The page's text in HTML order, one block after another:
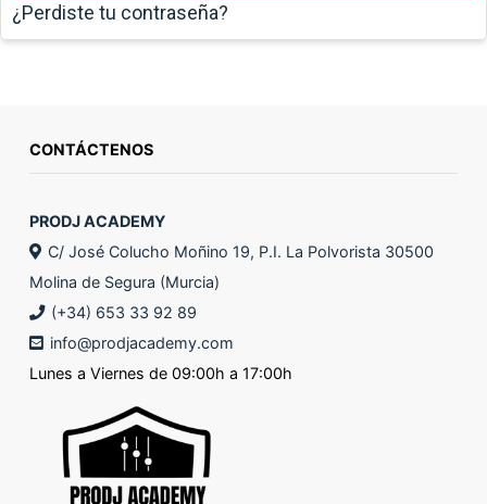
¿Perdiste tu contraseña?
CONTÁCTENOS
PRODJ ACADEMY
C/ José Colucho Moñino 19, P.I. La Polvorista 30500
Molina de Segura (Murcia)
(+34) 653 33 92 89
info@prodjacademy.com
Lunes a Viernes de 09:00h a 17:00h